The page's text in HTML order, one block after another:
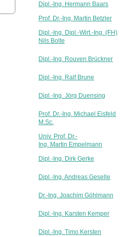
Dipl.-Ing. Hermann Baars
Prof. Dr.-Ing. Martin Betzler
Dipl.-Ing. Dipl.-Wirt.-Ing. (FH)
Nils Bolte
Dipl.-Ing. Rouven Brückner
Dipl.-Ing. Ralf Brune
Dipl.-Ing. Jörg Duensing
Prof. Dr.-Ing. Michael Eisfeld
M.Sc.
Univ. Prof. Dr.-
Ing. Martin Empelmann
Dipl.-Ing. Dirk Gerke
Dipl.-Ing. Andreas Geselle
Dr.-Ing. Joachim Göhlmann
Dipl.-Ing. Karsten Kemper
Dipl.-Ing. Timo Kersten